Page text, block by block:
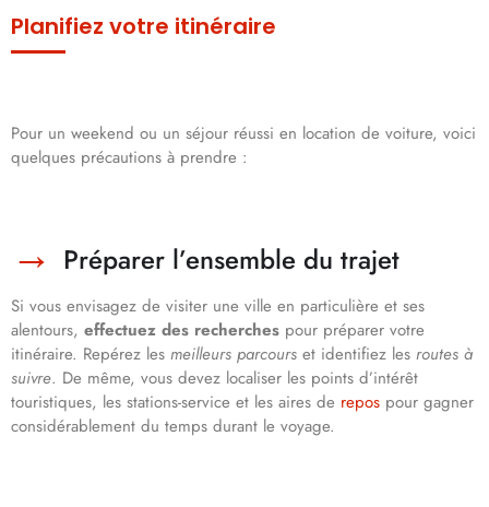
Planifiez votre itinéraire
Pour un weekend ou un séjour réussi en location de voiture, voici
quelques précautions à prendre :
Préparer l’ensemble du trajet
Si vous envisagez de visiter une ville en particulière et ses
alentours, effectuez des recherches pour préparer votre
itinéraire. Repérez les meilleurs parcours et identifiez les routes à
suivre. De même, vous devez localiser les points d’intérêt
touristiques, les stations-service et les aires de repos pour gagner
considérablement du temps durant le voyage.